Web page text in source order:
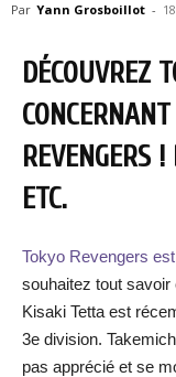
Par Yann Grosboillot -
DÉCOUVREZ
REVENGERS
ETC.
Tokyo Revengers
souhaitez tout savoir
Kisaki Tetta est
3e division.
pas apprécié et se